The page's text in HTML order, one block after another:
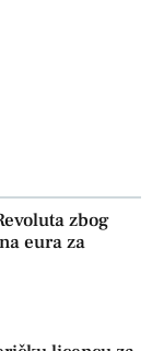
zbog
eura za